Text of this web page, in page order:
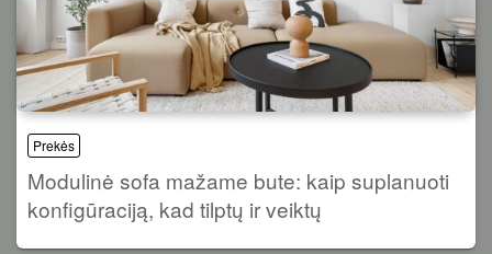
Prekės
Modulinė sofa mažame bute: kaip suplanuoti
konfigūraciją, kad tilptų ir veiktų